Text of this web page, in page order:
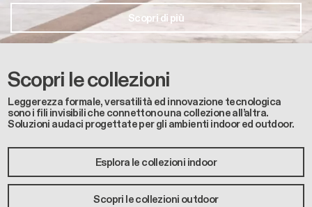
Scopri di più
Scopri le collezioni
Leggerezza formale, versatilità ed innovazione tecnologica
sono i fili invisibili che connettono una collezione all’altra.
Soluzioni audaci progettate per gli ambienti indoor ed outdoor.
Esplora le collezioni indoor
Scopri le collezioni outdoor